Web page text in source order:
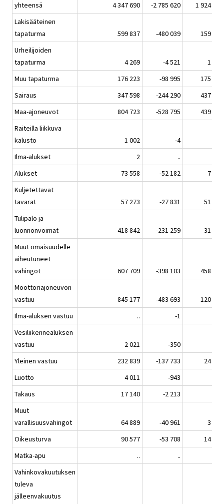
yhteensä
4 347 690 -2 785 620
1 924 789
Lakisääteinen
tapaturma
599 837 -480 039
159 912
Urheilijoiden
tapaturma
4 269 -4 521
1 231
Muu tapaturma
176 223 -98 995
175 269
Sairaus
347 598 -244 290
437 528
Maa-ajoneuvot
804 723 -528 795
439 057
Raiteilla liikkuva
kalusto
1 002 -4
Ilma-alukset
2 ..
Alukset
73 558 -52 182
7 545
Kuljetettavat
tavarat
57 273 -27 831
51 374
Tulipalo ja
luonnonvoimat
418 842 -231 259
31 591
Muut omaisuudelle
aiheutuneet
vahingot
607 709 -398 103
458 081
Moottoriajoneuvon
vastuu
845 177 -483 693
120 711
Ilma-aluksen vastuu
.. -1
Vesiliikennealuksen
vastuu
2 021 -350
Yleinen vastuu
232 839 -137 733
24 070
Luotto
4 011 -943
Takaus
17 140 -2 213
Muut
varallisuusvahingot
64 889 -40 961
3 609
Oikeusturva
90 577 -53 708
14 528
Matka-apu
.. ..
Vahinkovakuutuksen
tuleva
jälleenvakuutus